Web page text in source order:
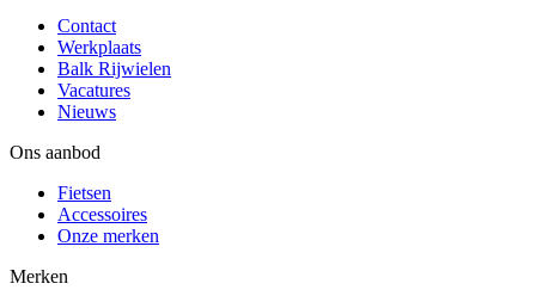
Contact
Werkplaats
Balk Rijwielen
Vacatures
Nieuws
Ons aanbod
Fietsen
Accessoires
Onze merken
Merken